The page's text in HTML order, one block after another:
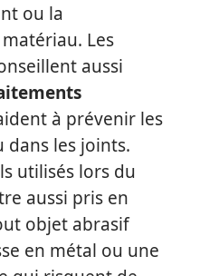
ou la
Les
aussi
à prévenir les
dans les joints.
utilisés lors du
aussi pris en
objet abrasif
en métal ou une